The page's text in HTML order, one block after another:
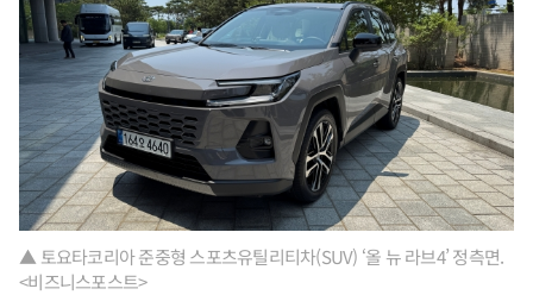
▲ 토요타코리아 준중형 스포츠유틸리티차(SUV) ‘올 뉴 라브4’ 정측면.
<비즈니스포스트>